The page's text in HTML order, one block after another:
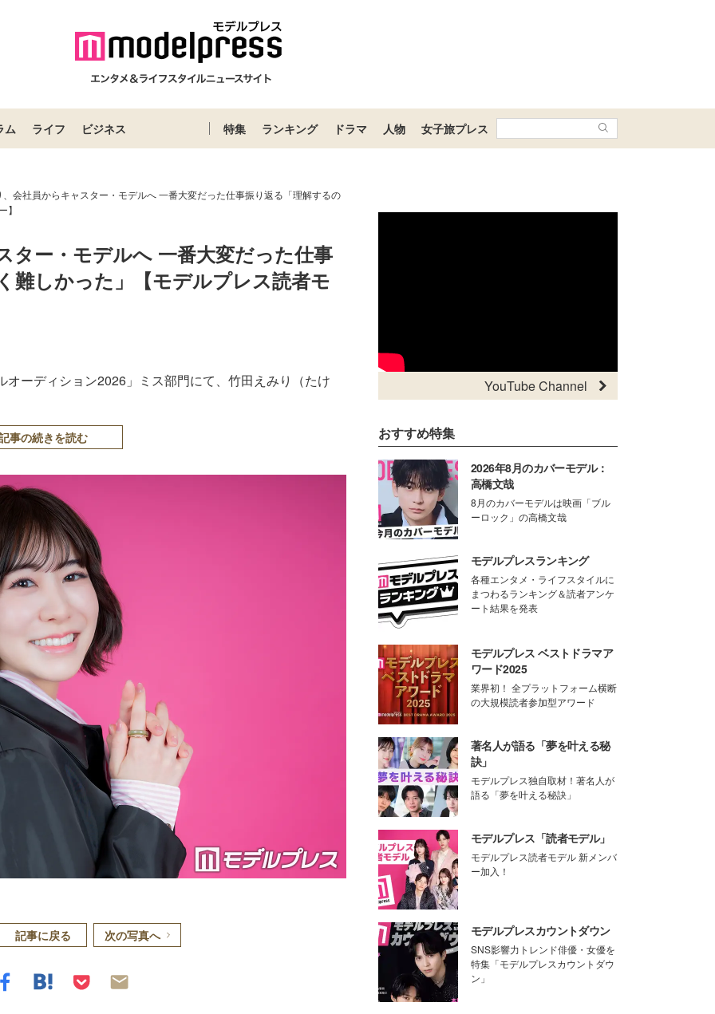
ム ライフ ビジネス 特集 ランキング ドラマ 人物 女子旅プレス
、会社員からキャスター・モデルへ 一番大変だった仕事振り返る「理解するの
】
ター・モデルへ 一番大変だった仕事
難しかった」【モデルプレス読者モ
ーディション2026」ミス部門にて、竹田えみり（たけ
事の続きを読む
記事に戻る 次の写真へ
YouTube Channel
おすすめ特集
2026年8月のカバーモデル：
高橋文哉
8月のカバーモデルは映画「ブル
ーロック」の高橋文哉
モデルプレスランキング
各種エンタメ・ライフスタイルに
まつわるランキング＆読者アンケ
ート結果を発表
モデルプレス ベストドラマア
ワード2025
業界初！ 全プラットフォーム横断
の大規模読者参加型アワード
著名人が語る「夢を叶える秘
訣」
モデルプレス独自取材！著名人が
語る「夢を叶える秘訣」
モデルプレス「読者モデル」
モデルプレス読者モデル 新メンバ
ー加入！
モデルプレスカウントダウン
SNS影響力トレンド俳優・女優を
特集「モデルプレスカウントダウ
ン」